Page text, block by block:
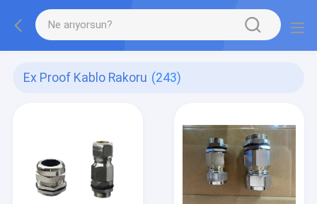
Ex Proof Kablo Rakoru (243)